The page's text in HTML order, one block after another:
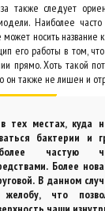
также следует
Наиболее часто
носить название
его работы в том,
прямо. Хоть такой
он также не лишен и
тех местах, куда
бактерии и
частую
Более
В данном
желобу, что